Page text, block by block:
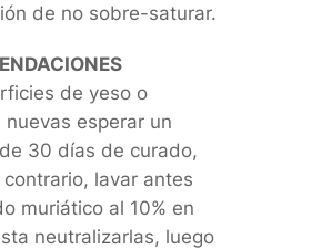
de no sobre-saturar.
de yeso o
nuevas esperar un
30 días de curado,
contrario, lavar antes
muriático al 10% en
neutralizarlas, luego